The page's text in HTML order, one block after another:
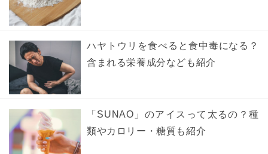
ハヤトウリを食べると食中毒になる？
含まれる栄養成分なども紹介
「SUNAO」のアイスって太るの？種
類やカロリー・糖質も紹介